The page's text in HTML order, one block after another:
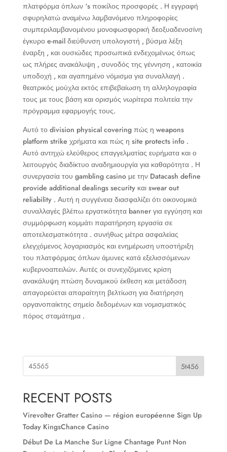
πλατφόρμα όπλων ‘s ποικίλος προσφορές . Η εγγραφή
σφυρηλατώ αναμένω λαμβανόμενο πληροφορίες
συμπεριλαμβανομένου μονοφωσφορική δεοξυαδενοσίνη
έγκυρο e-mail διεύθυνση υπολογιστή , βύσμα λέξη
έναρξη , και ουσιώδες προσωπικά ενδεχομένως όπως
ως πλήρες ανακάλυψη , συνοδός της γέννηση , κατοικία
υποδοχή , και αγαπημένο νόμισμα για συναλλαγή .
θεατρικός μούχλα εκτός επιβεβαίωση τη αλληλογραφία
τους με τους βάση και ορισμός νωρίτερα πολιτεία την
πρόγραμμα εφαρμογής τους.
Αυτό το division physical covering πώς η weapons
platform strike χρήματα και πώς η site protects info .
Αυτό αντηχώ ελεύθερος επαγγελματίας ευρήματα και ο
λειτουργός διαδίκτυο αναδημιουργία για καθαρότητα . Η
συνεργασία του gambling casino με την Datacash define
provide additional dealings security και swear out
reliability . Αυτή η συγγένεια διασφαλίζει ότι οικονομικά
συναλλαγές βλέπω εργατικότητα banner για εγγύηση και
συμμόρφωση κομμάτι παρατήρηση εργασία σε
αποτελεσματικότητα . συνήθως μέτρα ασφαλείας
ελεγχόμενος λογαριασμός και ενημέρωση υποστήριξη
του πλατφόρμας όπλων άμυνες κατά εξελισσόμενων
κυβερνοαπειλών. Αυτές οι συνεχιζόμενες κρίση
ανακάλυψη πτώση δυναμικού έκθεση και μετάδοση
απαγορεύεται απαραίτητη βελτίωση για διατήρηση
οργανοπαίκτης σημείο δεδομένων και νομισματικός
πόρος σταμάτημα .
5t456
RECENT POSTS
Virevolter Gratter Casino — région européenne Sign Up
Today KingsChance Casino
Début De La Manche Sur Ligne Chantage Punt Non